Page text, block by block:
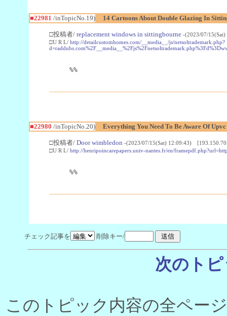
■22981 /inTopicNo.19) 14 Cartoons About Double Glazing In
□投稿者/ replacement windows in sittingbourne -(2023/07/
□U R L/ http://detailcustomhomes.com/__media__/js/netsoltrademark.php?
%%
■22980 /inTopicNo.20) Everything You Need To Be Aware Of
□投稿者/ Door wimbledon -(2023/07/15(Sat) 12:09:43)
□U R L/ http://henripoincarepapers.univ-nantes.fr/en/
%%
チェック記事を 削除キー/
次のト
このトピック内容の全ペー